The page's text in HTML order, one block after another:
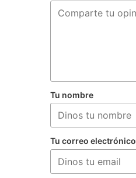
Tu nombre
Tu correo electrónico